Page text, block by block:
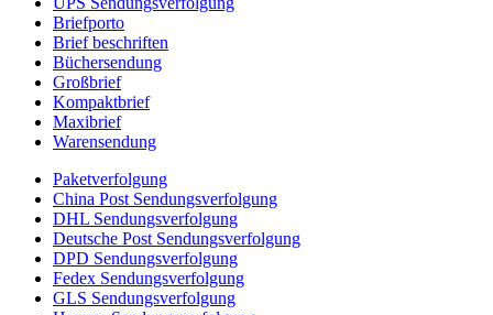
Briefporto
Brief beschriften
Büchersendung
Großbrief
Kompaktbrief
Maxibrief
Warensendung
Paketverfolgung
China Post Sendungsverfolgung
DHL Sendungsverfolgung
Deutsche Post Sendungsverfolgung
DPD Sendungsverfolgung
Fedex Sendungsverfolgung
GLS Sendungsverfolgung